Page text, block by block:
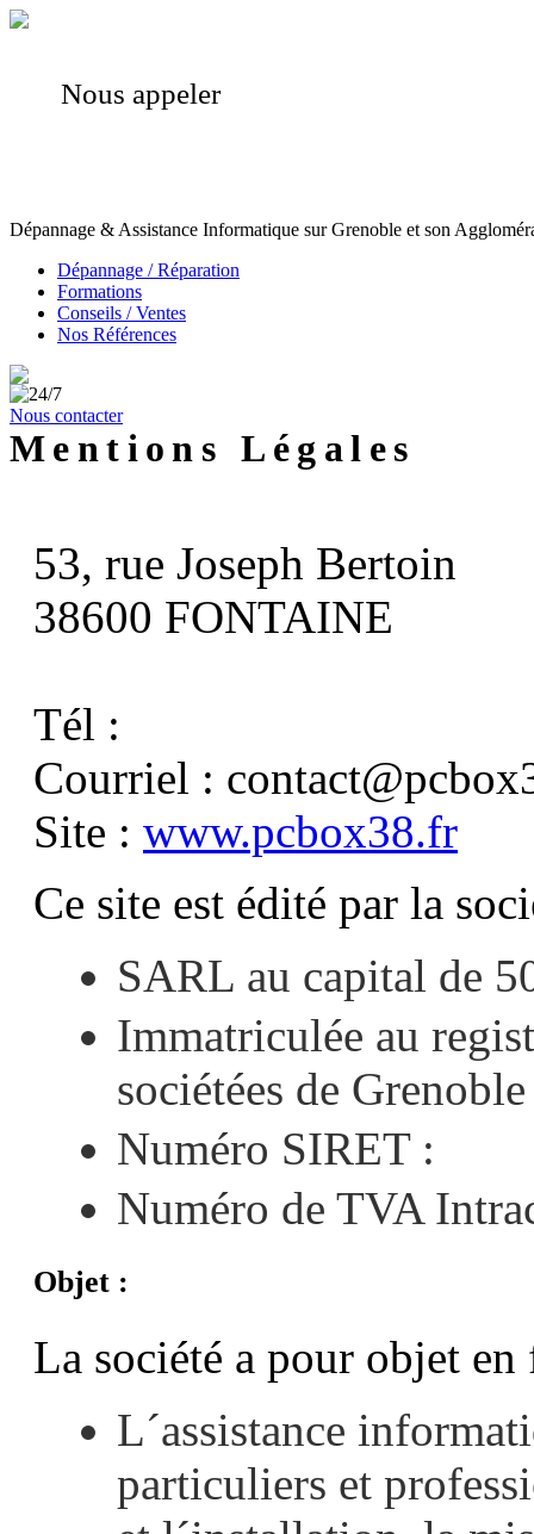
Dépannage & Assistance Informatique sur Grenoble et son
Dépannage / Réparation
Formations
Conseils / Ventes
Nos Références
Nous contacter
Mentions Légales
53, rue Joseph Bertoin
38600 FONTAINE
Tél :
Courriel :
Site : www.pcbox38.fr
Ce site est édité par la
SARL au capital de
Immatriculée au
sociétées de
Numéro SIRET :
Numéro de TVA
Objet :
La société a pour objet en
L´assistance
particuliers et